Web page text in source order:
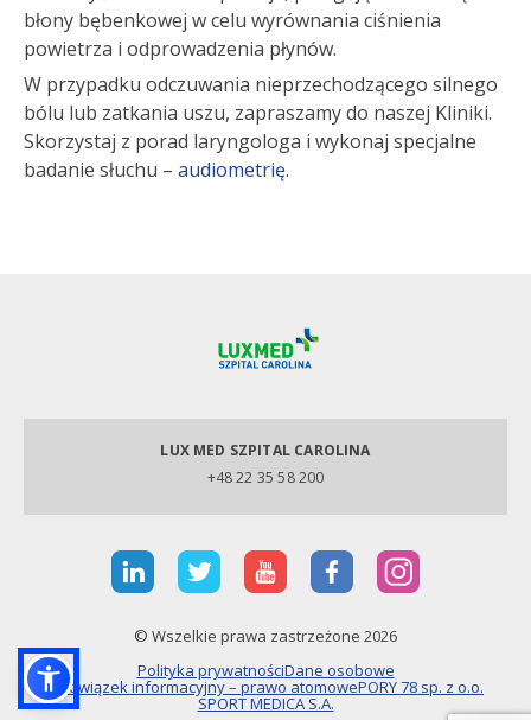
błony bębenkowej w celu wyrównania ciśnienia
powietrza i odprowadzenia płynów.
W przypadku odczuwania nieprzechodzącego silnego
bólu lub zatkania uszu, zapraszamy do naszej Kliniki.
Skorzystaj z porad laryngologa i wykonaj specjalne
badanie słuchu – audiometrię.
LUX MED SZPITAL CAROLINA
+48 22 35 58 200
© Wszelkie prawa zastrzeżone 2026
Polityka prywatnościDane osobowe
Obowiązek informacyjny – prawo atomowePORY 78 sp. z o.o.
SPORT MEDICA S.A.